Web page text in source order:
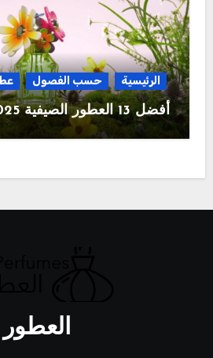
الرئيسية حسب الفصول
أفضل 13 العطور الصيفية 2025
العطور